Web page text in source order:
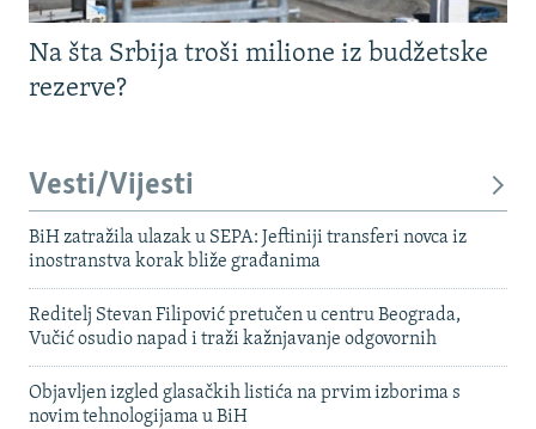
Na šta Srbija troši milione iz budžetske
rezerve?
Vesti/Vijesti
BiH zatražila ulazak u SEPA: Jeftiniji transferi novca iz
inostranstva korak bliže građanima
Reditelj Stevan Filipović pretučen u centru Beograda,
Vučić osudio napad i traži kažnjavanje odgovornih
Objavljen izgled glasačkih listića na prvim izborima s
novim tehnologijama u BiH